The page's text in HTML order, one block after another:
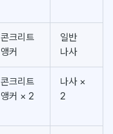
콘크리트
앵커
일반
나사
콘크리트
앵커 × 2
나사 ×
2